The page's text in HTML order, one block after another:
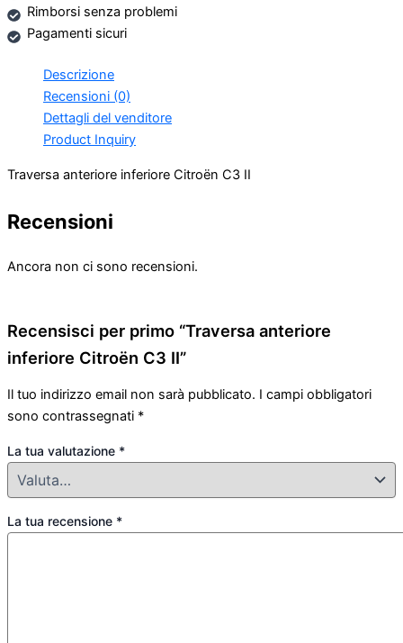
Rimborsi senza problemi
Pagamenti sicuri
Descrizione
Recensioni (0)
Dettagli del venditore
Product Inquiry
Traversa anteriore inferiore Citroën C3 II
Recensioni
Ancora non ci sono recensioni.
Recensisci per primo “Traversa anteriore
inferiore Citroën C3 II”
Il tuo indirizzo email non sarà pubblicato. I campi obbligatori
sono contrassegnati *
La tua valutazione *
La tua recensione *